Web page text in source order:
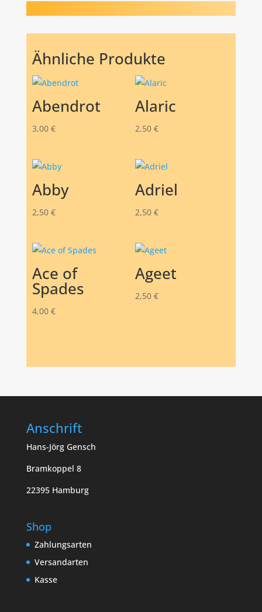
Ähnliche Produkte
Abendrot
3,00 €
Alaric
2,50 €
Abby
2,50 €
Adriel
2,50 €
Ace of
Spades
4,00 €
Ageet
2,50 €
Anschrift
Hans-Jörg Gensch
Bramkoppel 8
22395 Hamburg
Shop
Zahlungsarten
Versandarten
Kasse